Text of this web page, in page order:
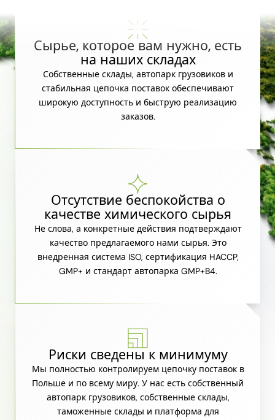
Сырье, которое вам нужно, есть
на наших складах
Собственные склады, автопарк грузовиков и
стабильная цепочка поставок обеспечивают
широкую доступность и быструю реализацию
заказов.
Отсутствие беспокойства о
качестве химического сырья
Не слова, а конкретные действия подтверждают
качество предлагаемого нами сырья. Это
внедренная система ISO, сертификация HACCP,
GMP+ и стандарт автопарка GMP+B4.
Риски сведены к минимуму
Мы полностью контролируем цепочку поставок в
Польше и по всему миру. У нас есть собственный
автопарк грузовиков, собственные склады,
таможенные склады и платформа для